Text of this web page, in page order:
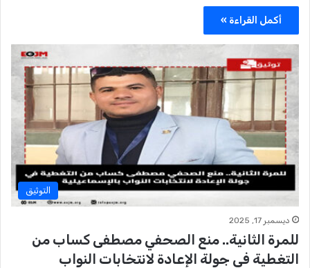
أكمل القراءة »
التوثيق
ديسمبر 17, 2025
للمرة الثانية.. منع الصحفي مصطفى كساب من
التغطية في جولة الإعادة لانتخابات النواب